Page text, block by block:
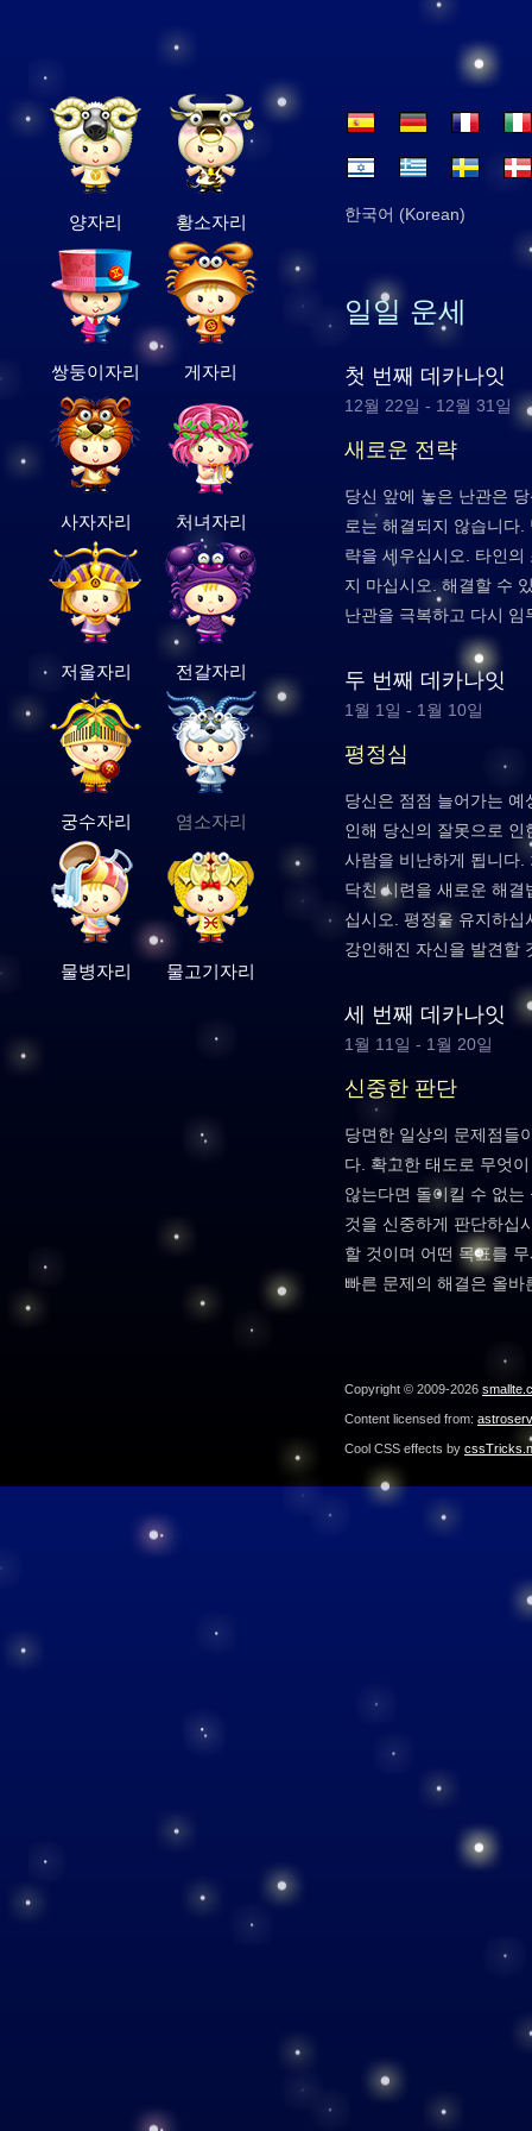
양자리 황소자리
쌍둥이자리 게자리
사자자리 처녀자리
저울자리 전갈자리
궁수자리 염소자리
물병자리 물고기자리
한국어 (Korean)
일일 운세
첫 번째 데카나잇
12월 22일 - 12월 31일
새로운 전략
당신 앞에 놓은 난관은
로는 해결되지 않습니다
략을 세우십시오. 타인
지 마십시오. 해결할 수
난관을 극복하고 다시
두 번째 데카나잇
1월 1일 - 1월 10일
평정심
당신은 점점 늘어가는
인해 당신의 잘못으로
사람을 비난하게 됩니다
닥친 시련을 새로운 해
십시오. 평정을 유지하
강인해진 자신을 발견할
세 번째 데카나잇
1월 11일 - 1월 20일
신중한 판단
당면한 일상의 문제점들
다. 확고한 태도로 무엇
않는다면 돌이킬 수 없
것을 신중하게 판단하십
할 것이며 어떤 목표를
빠른 문제의 해결은 올
Copyright © 2009-2026
Content licensed from:
Cool CSS effects by